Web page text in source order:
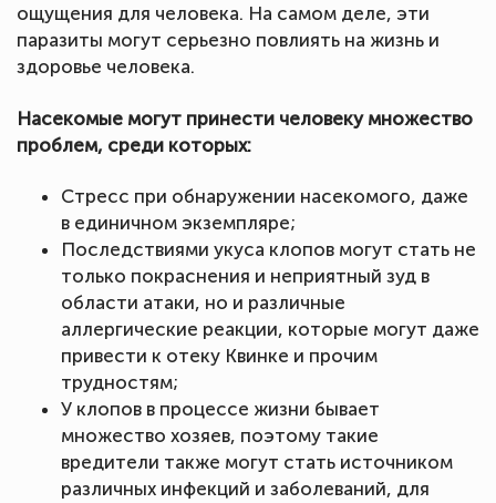
ощущения для человека. На самом деле, эти
паразиты могут серьезно повлиять на жизнь и
здоровье человека.
Насекомые могут принести человеку множество
проблем, среди которых:
Стресс при обнаружении насекомого, даже
в единичном экземпляре;
Последствиями укуса клопов могут стать не
только покраснения и неприятный зуд в
области атаки, но и различные
аллергические реакции, которые могут даже
привести к отеку Квинке и прочим
трудностям;
У клопов в процессе жизни бывает
множество хозяев, поэтому такие
вредители также могут стать источником
различных инфекций и заболеваний, для